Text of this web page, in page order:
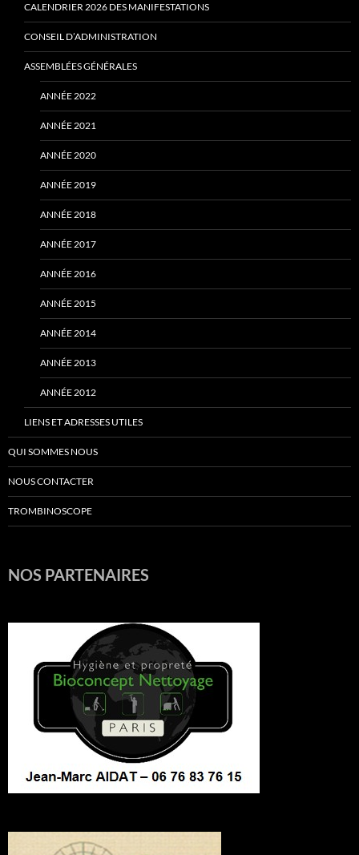
CALENDRIER 2026 DES MANIFESTATIONS
CONSEIL D’ADMINISTRATION
ASSEMBLÉES GÉNÉRALES
ANNÉE 2022
ANNÉE 2021
ANNÉE 2020
ANNÉE 2019
ANNÉE 2018
ANNÉE 2017
ANNÉE 2016
ANNÉE 2015
ANNÉE 2014
ANNÉE 2013
ANNÉE 2012
LIENS ET ADRESSES UTILES
QUI SOMMES NOUS
NOUS CONTACTER
TROMBINOSCOPE
NOS PARTENAIRES